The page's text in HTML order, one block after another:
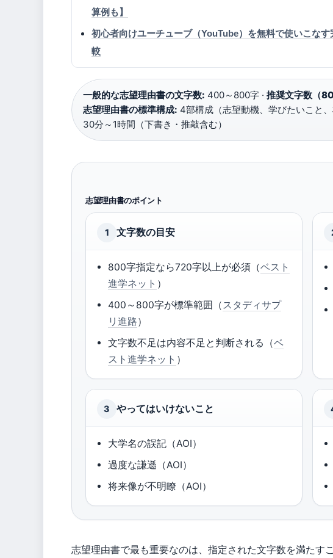
算例も】
初心者向けユーチューブ（YouTube）を無料で使いこな
較
一般的な志望理由書の文字数: 400～800字 · 推奨文字数（
志望理由書の標準構成: 4部構成（志望動機、学びたいこと
30分～1時間（下書き・推敲含む）
志望理由書のポイント
1 文字数の目安
800字指定なら720字以上が必須（ベスト
進学ネット ）
400～800字が標準範囲（スタディサプ
リ進路）
文字数不足は内容不足と判断される（ベ
スト進学ネット ）
3 やってはいけないこと
大学名の誤記（AOI）
過度な謙遜（AOI）
将来像が不明瞭（AOI）
志望理由書で最も重要なのは、指定された文字数を満たす